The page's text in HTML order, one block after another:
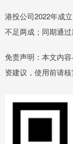
港投公司2022年成
不足两成；同期通
免责声明：本文内
资建议，使用前请核